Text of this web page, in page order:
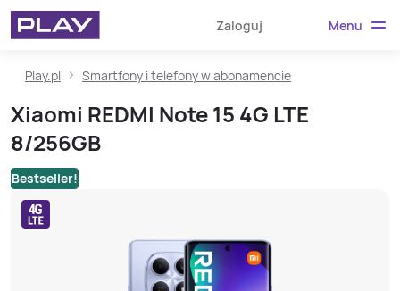
Zaloguj Menu
Play.pl Smartfony i telefony w abonamencie
Xiaomi REDMI Note 15 4G LTE
8/256GB
Bestseller!